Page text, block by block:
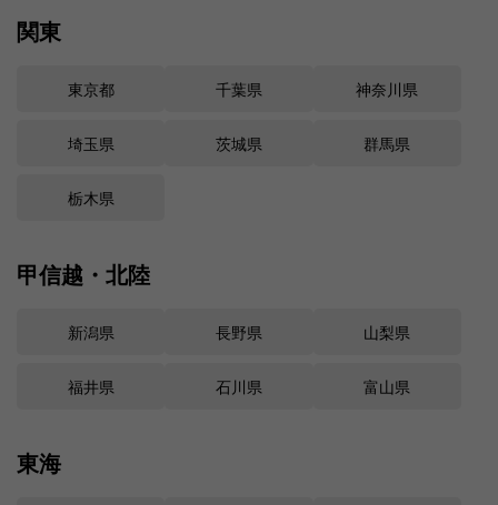
関東
東京都 千葉県 神奈川県
埼玉県 茨城県 群馬県
栃木県
甲信越・北陸
新潟県 長野県 山梨県
福井県 石川県 富山県
東海